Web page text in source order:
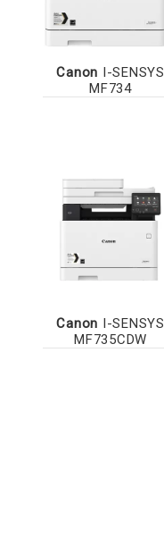
Canon I-SENSYS
MF734
Canon I-SENSYS
MF735CDW